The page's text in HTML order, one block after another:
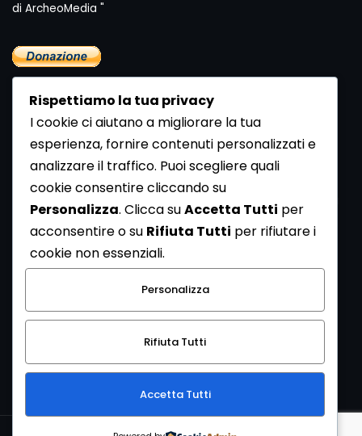
di ArcheoMedia "
Newsletter
Se vuoi ricevere la Rivista gratuita di archeologia realizzata
dalla Redazione di ArcheoMedia iscriviti alla nostra
Newsletter [Clicca Qui]
Con l'invio del messaggio l'utente dichiara di aver letto
l’informativa sulla privacy e di acconsentire al trattamento
dei propri dati personali.
Rispettiamo la tua privacy
I cookie ci aiutano a migliorare la tua
esperienza, fornire contenuti personalizzati e
analizzare il traffico. Puoi scegliere quali
cookie consentire cliccando su
Personalizza. Clicca suAccetta Tutti per
acconsentire o su Rifiuta Tutti per rifiutare i
cookie non essenziali.
Personalizza
Rifiuta Tutti
Accetta Tutti